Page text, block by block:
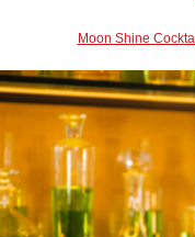
Moon Shine